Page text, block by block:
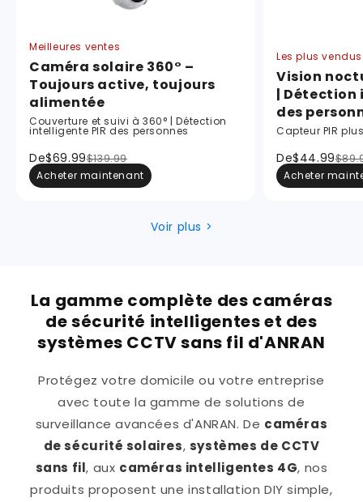
Meilleures ventes
Caméra solaire 360° –
Toujours active, toujours
alimentée
Couverture et suivi à 360° | Détection
intelligente PIR des personnes
De$69.99$139.99
Acheter maintenant
Les plus vendus
Vision
| Détection
des
Capteur PIR
De$44.99
Acheter
Voir plus >
La gamme complète des caméras
de sécurité intelligentes et des
systèmes CCTV sans fil d'ANRAN
Protégez votre domicile ou votre entreprise
avec toute la gamme de solutions de
surveillance avancées d'ANRAN. De caméras
de sécurité solaires, systèmes de CCTV
sans fil, aux caméras intelligentes 4G, nos
produits proposent une installation DIY simple,